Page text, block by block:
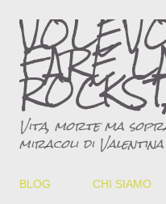
Passa ai
FARE
Vita, morte ma
miracoli di
BLOG CHI SIAMO